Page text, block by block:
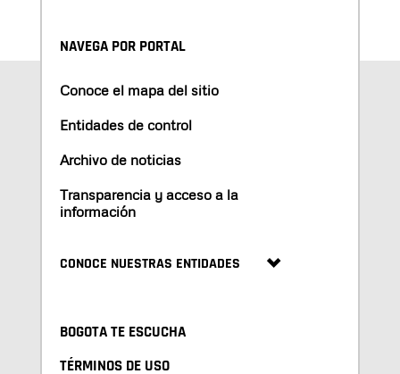
NAVEGA POR PORTAL
Conoce el mapa del sitio
Entidades de control
Archivo de noticias
Transparencia y acceso a la
información
CONOCE NUESTRAS ENTIDADES
BOGOTA TE ESCUCHA
TÉRMINOS DE USO